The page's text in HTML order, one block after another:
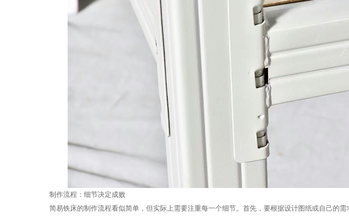
制作流程：细节决定成败
简易铁床的制作流程看似简单，但实际上需要注重每一个细节。首先，要根据设计图纸或自己的